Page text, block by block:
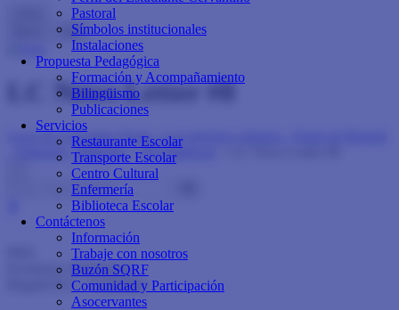
Pastoral
Símbolos institucionales
Instalaciones
Propuesta Pedagógica
Formación y Acompañamiento
Bilingüismo
Publicaciones
Servicios
Restaurante Escolar
Transporte Escolar
Centro Cultural
Enfermería
Biblioteca Escolar
Contáctenos
Información
Trabaje con nosotros
Buzón SQRF
Comunidad y Participación
Asocervantes
Info
LC News Letter #8
Liceo de Cervantes Norte - Los mejores colegios - Norte de Bogotá
- Trilingüe - Bilingüe>3D FlipBook
Calle 153 No.19 - 39
60+1 614 11 74
Exclusivo Admisiones:3102591088
Bogotá D.C. - Colombia